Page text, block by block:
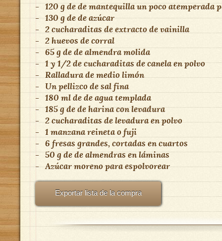
- 120 gdede mantequilla un poco atemperada
- 130 gdede azúcar
- 2cucharaditas de extracto de vainilla
- 2huevos de corral
- 65 gdede almendra molida
- 1 y 1/2decucharaditas de canela en polvo
- Ralladura de medio limón
- Un pellizco de sal fina
- 180 mldede agua templada
- 185 gdede harina con levadura
- 2cucharaditas de levadura en polvo
- 1 manzana reineta o fuji
- 6 fresas grandes, cortadas en cuartos
- 50 gdede almendras en láminas
- Azúcar moreno para espolvorear
Exportar lista de la compra